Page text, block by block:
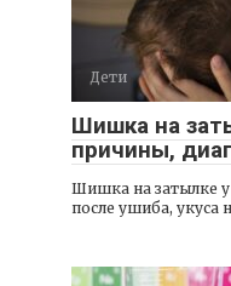
Дети
Шишка на
причины,
Шишка на затылке
после ушиба, укуса